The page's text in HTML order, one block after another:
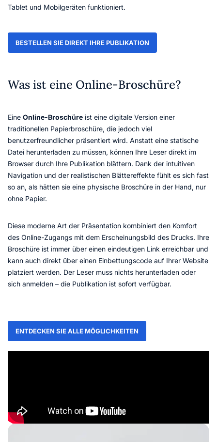
Tablet und Mobilgeräten funktioniert.
BESTELLEN SIE DIREKT IHRE PUBLIKATION
Was ist eine Online-Broschüre?
Eine Online-Broschüre ist eine digitale Version einer
traditionellen Papierbroschüre, die jedoch viel
benutzerfreundlicher präsentiert wird. Anstatt eine statische
Datei herunterladen zu müssen, können Ihre Leser direkt im
Browser durch Ihre Publikation blättern. Dank der intuitiven
Navigation und der realistischen Blättereffekte fühlt es sich fast
so an, als hätten sie eine physische Broschüre in der Hand, nur
ohne Papier.
Diese moderne Art der Präsentation kombiniert den Komfort
des Online-Zugangs mit dem Erscheinungsbild des Drucks. Ihre
Broschüre ist immer über einen eindeutigen Link erreichbar und
kann auch direkt über einen Einbettungscode auf Ihrer Website
platziert werden. Der Leser muss nichts herunterladen oder
sich anmelden – die Publikation ist sofort verfügbar.
ENTDECKEN SIE ALLE MÖGLICHKEITEN